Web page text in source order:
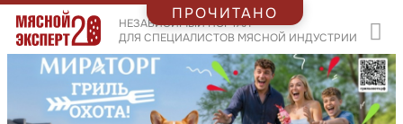
НЕЗАВИСИМЫЙ ПОРТАЛ
ДЛЯ СПЕЦИАЛИСТОВ МЯСНОЙ ИНДУСТРИИ
ПРОЧИТАНО